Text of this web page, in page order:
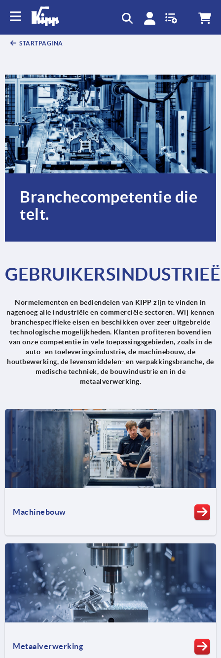
STARTPAGINA
Branchecompetentie die
telt.
Normelementen en bediendelen van KIPP zijn te vinden in
nagenoeg alle industriële en commerciële sectoren. Wij kennen
branchespecifieke eisen en beschikken over zeer uitgebreide
technologische mogelijkheden. Klanten profiteren bovendien
van onze competentie in vele toepassingsgebieden, zoals in de
auto- en toeleveringsindustrie, de machinebouw, de
houtbewerking, de levensmiddelen- en verpakkingsbranche, de
medische techniek, de bouwindustrie en in de
metaalverwerking.
Machinebouw
Metaalverwerking